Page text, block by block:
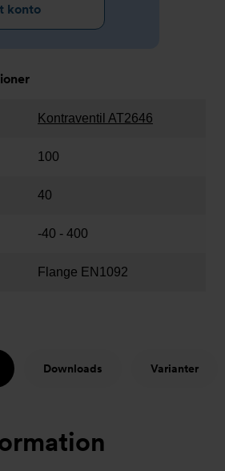
konto
Kontraventil AT2646
100
40
-40 - 400
Flange EN1092
Downloads Varianter